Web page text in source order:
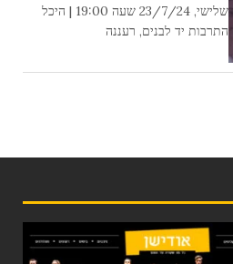
שלישי, 23/7/24 שעה 19:00 | היכל
התרבות יד לבנים, רעננה